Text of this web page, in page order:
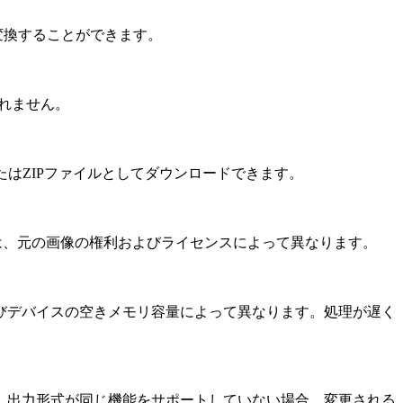
することができます。
ません。
ZIPファイルとしてダウンロードできます。
元の画像の権利およびライセンスによって異なります。
バイスの空きメモリ容量によって異なります。処理が遅く